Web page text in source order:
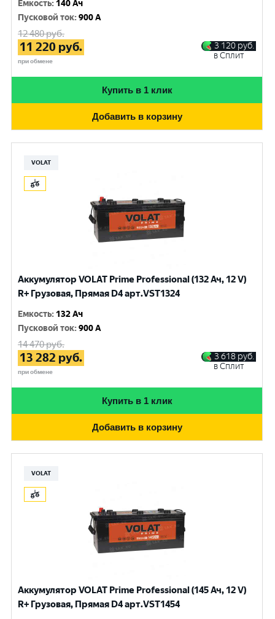
Емкость: 140 Ач
Пусковой ток:900 A
12 480руб.
11 220 руб.
при обмене
3 120 руб.
в Сплит
Купить в 1 клик
Добавить в корзину
VOLAT
Аккумулятор VOLAT Prime Professional (132 Ач, 12 V)
R+ Грузовая, Прямая D4 арт.VST1324
Емкость: 132 Ач
Пусковой ток:900 A
14 470руб.
13 282 руб.
при обмене
3 618 руб.
в Сплит
Купить в 1 клик
Добавить в корзину
VOLAT
Аккумулятор VOLAT Prime Professional (145 Ач, 12 V)
R+ Грузовая, Прямая D4 арт.VST1454